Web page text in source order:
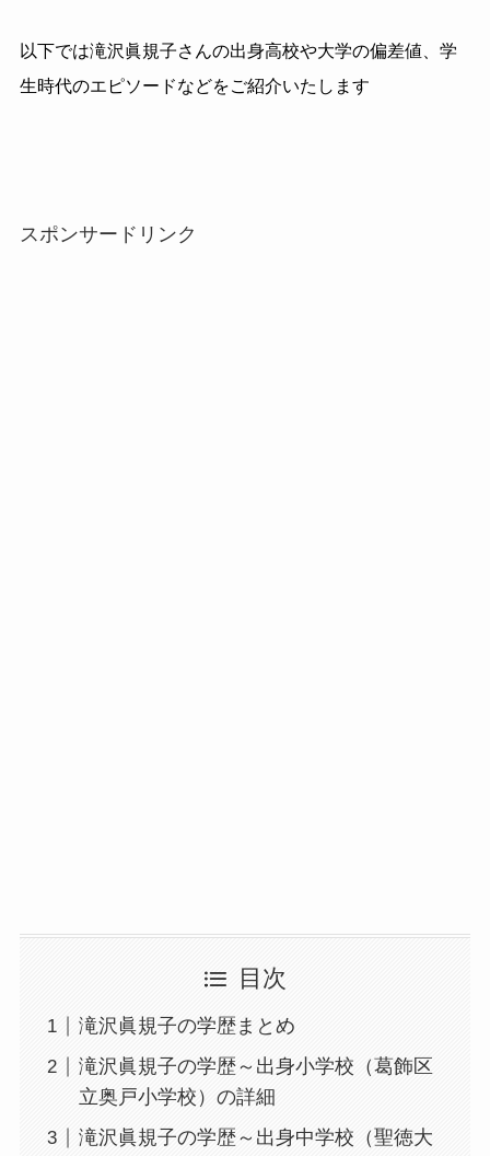
以下では滝沢眞規子さんの出身高校や大学の偏差値、学
生時代のエピソードなどをご紹介いたします
スポンサードリンク
目次
滝沢眞規子の学歴まとめ
滝沢眞規子の学歴～出身小学校（葛飾区
立奥戸小学校）の詳細
滝沢眞規子の学歴～出身中学校（聖徳大